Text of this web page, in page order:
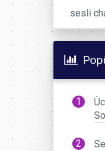
sesli